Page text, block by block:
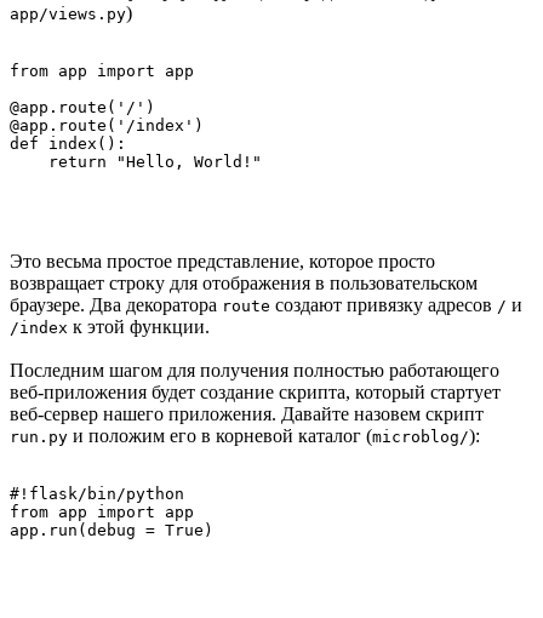
app/views.py)
from app import app
@app.route('/')
@app.route('/index')
def index():
Это весьма простое представление, которое просто
возвращает строку для отображения в пользовательском
браузере. Два декоратора route создают привязку адресов / и
/index к этой функции.
Последним шагом для получения полностью работающего
веб-приложения будет создание скрипта, который стартует
веб-сервер нашего приложения. Давайте назовем скрипт
run.py и положим его в корневой каталог (microblog/):
#!flask/bin/python
from app import app